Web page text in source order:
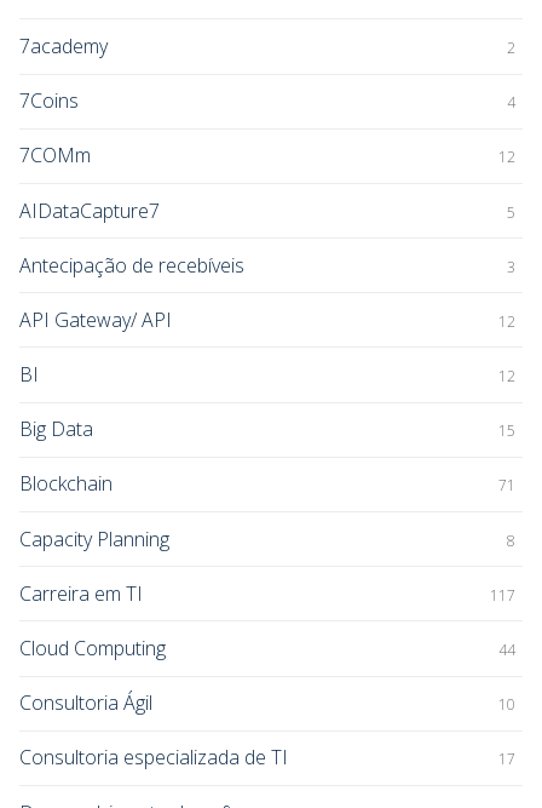
7academy 2
7Coins 4
7COMm 12
AIDataCapture7 5
Antecipação de recebíveis 3
API Gateway/ API 12
BI 12
Big Data 15
Blockchain 71
Capacity Planning 8
Carreira em TI 117
Cloud Computing 44
Consultoria Ágil 10
Consultoria especializada de TI 17